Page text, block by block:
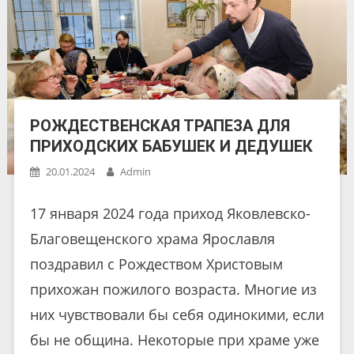
РОЖДЕСТВЕНСКАЯ ТРАПЕЗА ДЛЯ
ПРИХОДСКИХ БАБУШЕК И ДЕДУШЕК
20.01.2024 Admin
17 января 2024 года приход Яковлевско-
Благовещенского храма Ярославля
поздравил с Рождеством Христовым
прихожан пожилого возраста. Многие из
них чувствовали бы себя одинокими, если
бы не община. Некоторые при храме уже